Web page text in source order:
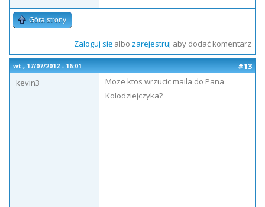
Góra strony
Zaloguj sięalbo zarejestruj aby dodać komentarz
wt., 17/07/2012 - 16:01
#13
kevin3
Moze ktos wrzucic maila do Pana
Kolodziejczyka?